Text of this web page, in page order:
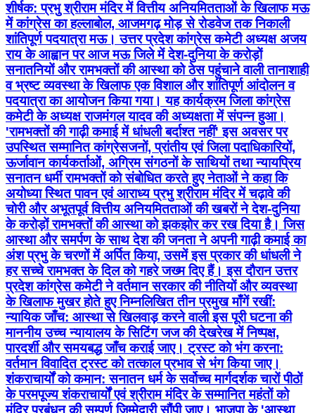
शीर्षक: प्रभु श्रीराम मंदिर में वित्तीय अनियमितताओं के खिलाफ मऊ
में कांग्रेस का हल्लाबोल, आजमगढ़ मोड़ से रोडवेज तक निकाली
शांतिपूर्ण पदयात्रा मऊ। उत्तर प्रदेश कांग्रेस कमेटी अध्यक्ष अजय
राय के आह्वान पर आज मऊ जिले में देश-दुनिया के करोड़ों
सनातनियों और रामभक्तों की आस्था को ठेस पहुंचाने वाली तानाशाही
व भ्रष्ट व्यवस्था के खिलाफ एक विशाल और शांतिपूर्ण आंदोलन व
पदयात्रा का आयोजन किया गया। यह कार्यक्रम जिला कांग्रेस
कमेटी के अध्यक्ष राजमंगल यादव की अध्यक्षता में संपन्न हुआ।
'रामभक्तों की गाढ़ी कमाई में धांधली बर्दाश्त नहीं' इस अवसर पर
उपस्थित सम्मानित कांग्रेसजनों, प्रांतीय एवं जिला पदाधिकारियों,
ऊर्जावान कार्यकर्ताओं, अग्रिम संगठनों के साथियों तथा न्यायप्रिय
सनातन धर्मी रामभक्तों को संबोधित करते हुए नेताओं ने कहा कि
अयोध्या स्थित पावन एवं आराध्य प्रभु श्रीराम मंदिर में चढ़ावे की
चोरी और अभूतपूर्व वित्तीय अनियमितताओं की खबरों ने देश-दुनिया
के करोड़ों रामभक्तों की आस्था को झकझोर कर रख दिया है। जिस
आस्था और समर्पण के साथ देश की जनता ने अपनी गाढ़ी कमाई का
अंश प्रभु के चरणों में अर्पित किया, उसमें इस प्रकार की धांधली ने
हर सच्चे रामभक्त के दिल को गहरे जख्म दिए हैं। इस दौरान उत्तर
प्रदेश कांग्रेस कमेटी ने वर्तमान सरकार की नीतियों और व्यवस्था
के खिलाफ मुखर होते हुए निम्नलिखित तीन प्रमुख माँगें रखीं:
न्यायिक जाँच: आस्था से खिलवाड़ करने वाली इस पूरी घटना की
माननीय उच्च न्यायालय के सिटिंग जज की देखरेख में निष्पक्ष,
पारदर्शी और समयबद्ध जाँच कराई जाए। ट्रस्ट को भंग करना:
वर्तमान विवादित ट्रस्ट को तत्काल प्रभाव से भंग किया जाए।
शंकराचार्यों को कमान: सनातन धर्म के सर्वोच्च मार्गदर्शक चारों पीठों
के परमपूज्य शंकराचार्यों एवं श्रीराम मंदिर के सम्मानित महंतों को
मंदिर प्रबंधन की सम्पूर्ण जिम्मेदारी सौंपी जाए। भाजपा के 'आस्था